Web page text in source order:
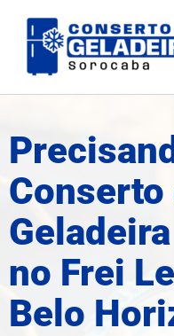
para
Conserto
Geladeira
no Frei
Belo